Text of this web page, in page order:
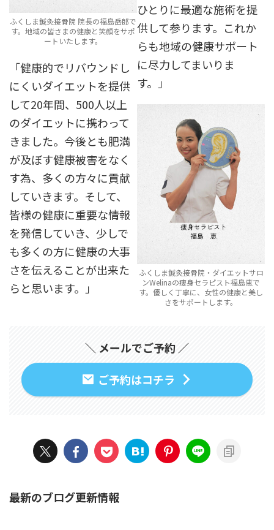
ふくしま鍼灸接骨院 院長の福島岳郎で
す。地域の皆さまの健康と笑顔をサポ
ートいたします。
「健康的でリバウンドし
にくいダイエットを提供
して20年間、500人以上
のダイエットに携わって
きました。今後とも肥満
が及ぼす健康被害をなく
す為、多くの方々に貢献
していきます。そして、
皆様の健康に重要な情報
を発信していき、少しで
も多くの方に健康の大事
さを伝えることが出来た
らと思います。」
ひとりに最適な施術を提
供して参ります。これか
らも地域の健康サポート
に尽力してまいりま
す。」
ふくしま鍼灸接骨院・ダイエットサロ
ンWelinaの痩身セラピスト福島恵で
す。優しく丁寧に、女性の健康と美し
さをサポートします。
＼ メールでご予約 ／
ご予約はコチラ
最新のブログ更新情報